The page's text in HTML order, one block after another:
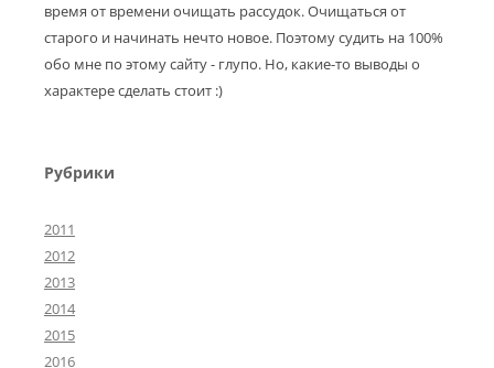
время от времени очищать рассудок. Очищаться от
старого и начинать нечто новое. Поэтому судить на 100%
обо мне по этому сайту - глупо. Но, какие-то выводы о
характере сделать стоит :)
Рубрики
2011
2012
2013
2014
2015
2016